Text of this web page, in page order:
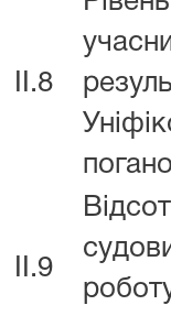
II.8
II.9